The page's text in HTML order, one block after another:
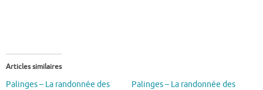
Articles similaires
Palinges – La randonnée des
Palinges – La randonnée des